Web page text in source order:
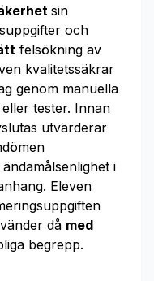
sin
och
felsökning av
kvalitetssäkrar
genom manuella
tester. Innan
utvärderar
i
Eleven
då med
begrepp.